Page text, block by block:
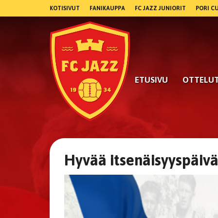
KOTISIVUT FANIKAUPPA FC JAZZ JUNIORIT PORI
ETUSIVU
Hyvää